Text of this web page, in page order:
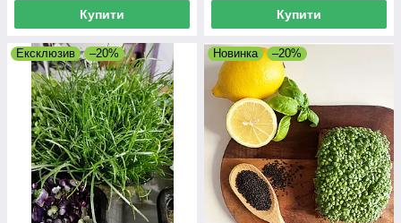
Купити Купити
Ексклюзив –20% Новинка –20%